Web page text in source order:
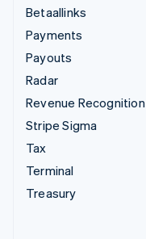
Betaallinks
Payments
Payouts
Radar
Revenue Recognition
Stripe Sigma
Tax
Terminal
Treasury